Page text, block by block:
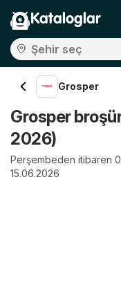
Kataloglar
Grosper
Grosper
2026)
Perşembeden itibaren
15.06.2026